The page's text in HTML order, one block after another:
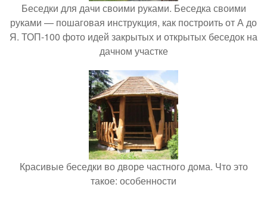
Беседки для дачи своими руками. Беседка своими
руками — пошаговая инструкция, как построить от А до
Я. ТОП-100 фото идей закрытых и открытых беседок на
дачном участке
Красивые беседки во дворе частного дома. Что это
такое: особенности